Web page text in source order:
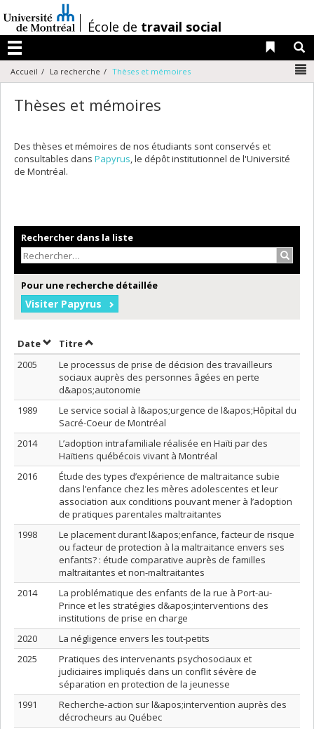
au
contenu
/École de travail social
Menu
Liens
Accueil La recherche Thèses et mémoires
Thèses et mémoires
Des thèses et mémoires de nos étudiants sont conservés et
consultables dans Papyrus, le dépôt institutionnel de l'Université
de Montréal.
Rechercher dans la liste
Pour une recherche détaillée
Visiter Papyrus
DateTrier par date en ordre décroissant
TitreTrier par titre en ordre décroissant
2005
Le processus de prise de décision des travailleurs
sociaux auprès des personnes âgées en perte
d&apos;autonomie
1989
Le service social à l&apos;urgence de l&apos;Hôpital du
Sacré-Coeur de Montréal
2014
L’adoption intrafamiliale réalisée en Haïti par des
Haïtiens québécois vivant à Montréal
2016
Étude des types d’expérience de maltraitance subie
dans l’enfance chez les mères adolescentes et leur
association aux conditions pouvant mener à l’adoption
de pratiques parentales maltraitantes
1998
Le placement durant l&apos;enfance, facteur de risque
ou facteur de protection à la maltraitance envers ses
enfants? : étude comparative auprès de familles
maltraitantes et non-maltraitantes
2014
La problématique des enfants de la rue à Port-au-
Prince et les stratégies d&apos;interventions des
institutions de prise en charge
2020
La négligence envers les tout-petits
2025
Pratiques des intervenants psychosociaux et
judiciaires impliqués dans un conflit sévère de
séparation en protection de la jeunesse
1991
Recherche-action sur l&apos;intervention auprès des
décrocheurs au Québec